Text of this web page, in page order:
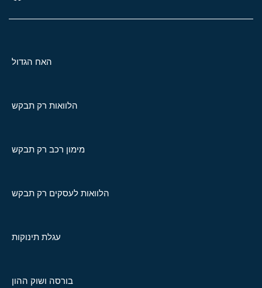
האח הגדול
הלוואות רק תבקש
מימון רכב רק תבקש
הלוואות לעסקים רק תבקש
עגלת תינוקות
בורסה ושוק ההון